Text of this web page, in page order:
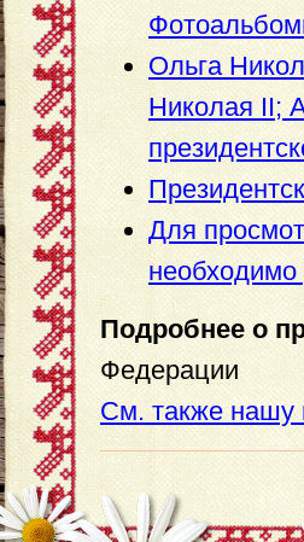
Ольга
Николая II;
Для
необходимо
Подробнее о
Федерации
См. также нашу